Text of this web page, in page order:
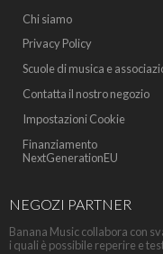
Chi siamo
Privacy Policy
Scuole di musica e
Contatta il nostro negozio
Impostazioni Cookie
Finanziamento
NextGenerationEU
NEGOZI PARTNER
Banana Music collabora con
i quali è possibile reperire e